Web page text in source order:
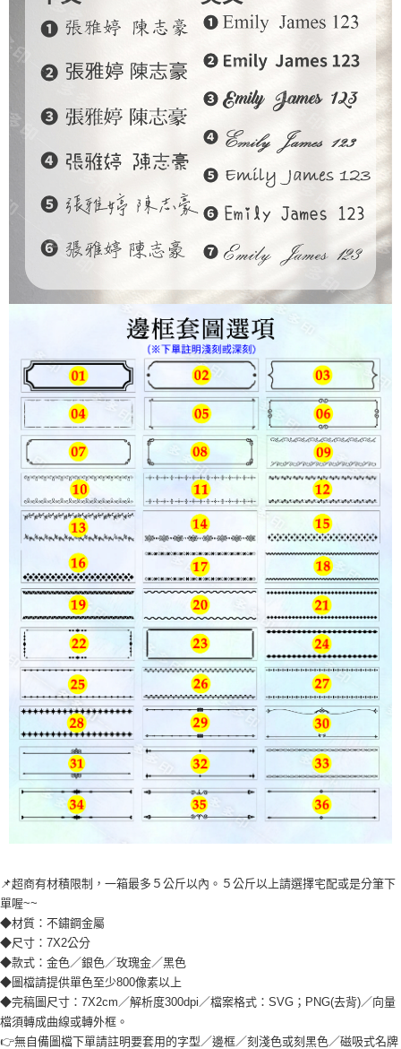
１．於結帳方式選擇「AFTEE先享後付」後，將跳轉至「AFTEE先享後付」
結帳頁面，進行簡訊認證並確認金額後，即可完成結帳。
２．訂單成立數日內，您將收到繳費通知簡訊。
３．收到繳費通知簡訊後14天內，點擊此簡訊中的連結，可透過四大超商／
ATM／網路銀行／等多元方式進行付款，方視為交易完成。
※ 請注意：結帳手續完成當下不需立刻繳費，但若您需要取消訂單，請聯絡
購買商品的店家。未經商家同意取消之訂單仍視為有效，需透過AFTEE先享
後付繳納相關費用。
※ 交易是否成功請以「AFTEE先享後付 」之結帳頁面顯示為準，若有關於
是否繳費成功／繳費後需取消欲退款等相關疑問，請聯繫「AFTEE先享後付
客戶支援中心」https://netprotections.freshdesk.com/support/home
【注意事項】
１．透過由恩沛科技股份有限公司提供之「AFTEE先享後付」服務完成之交
權轉讓予恩沛科技股份有限公司。
https://aftee.tw/terms/#terms3
３．未成年的使用者請事先徵得法定代理人或監護人之同意方可使用
４．使用「AFTEE先享後付」時，將依據個別帳號之用戶狀況，依本公司即
時審查核予不同之上限額度；若仍有額度不足之情形，本公司將視審查結果
請求用戶進行身份認證。
５．嚴禁一人註冊多個帳號或使用他人資訊註冊。若發現惡意使用之情形，
恩沛科技股份有限公司將有權停止該用戶之使用額度並採取法律行動。
付款後全家取貨
每筆NT$65，滿NT$2,000(含以上)免運費
7-11付款取貨
每筆NT$65，滿NT$2,000(含以上)免運費
付款後7-11取貨
每筆NT$65，滿NT$2,000(含以上)免運費
每筆NT$180，滿NT$10,000(含以上)免運費
每筆NT$100
📌超商有材積限制，一箱最多５公斤以內。５公斤以上請選擇宅配或是分筆下
單喔~~
◆材質：不鏽鋼金屬
◆尺寸：7X2公分
◆款式：金色／銀色／玫瑰金／黑色
◆圖檔請提供單色至少800像素以上
◆完稿圖尺寸：7X2cm／解析度300dpi／檔案格式：SVG；PNG(去背)／向量
檔須轉成曲線或轉外框。
👉無自備圖檔下單請註明要套用的字型／邊框／刻淺色或刻黑色／磁吸式名牌